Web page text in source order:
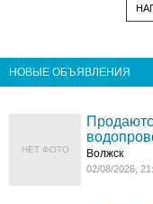
НОВЫЕ ОБЪЯВЛЕНИЯ
НЕТ ФОТО Волжск
02/08/2026,